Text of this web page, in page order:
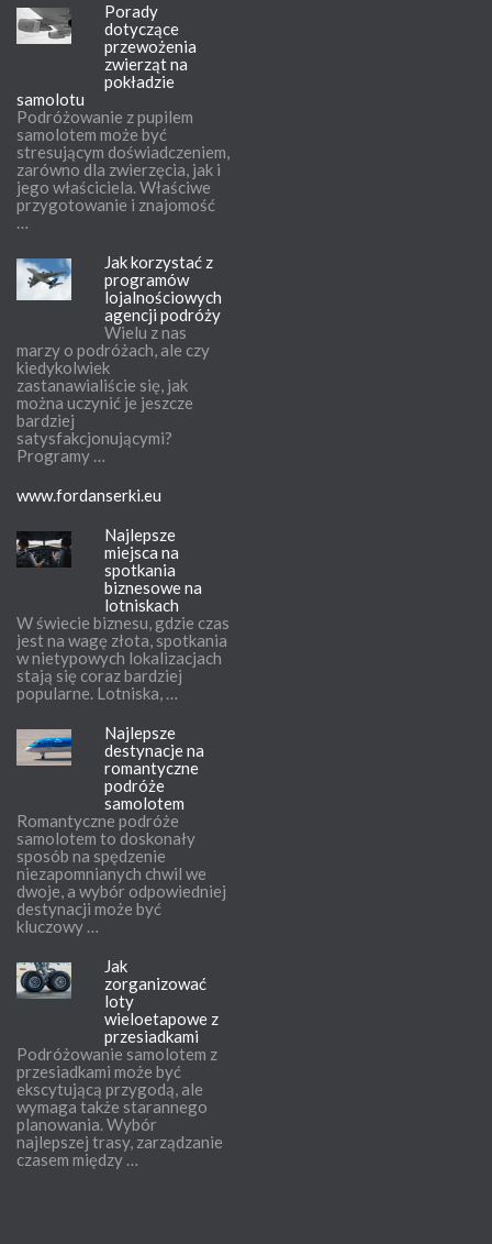
Porady
dotyczące
przewożenia
zwierząt na
pokładzie
samolotu
Podróżowanie z pupilem
samolotem może być
stresującym doświadczeniem,
zarówno dla zwierzęcia, jak i
jego właściciela. Właściwe
przygotowanie i znajomość
…
Jak korzystać z
programów
lojalnościowych
agencji podróży
Wielu z nas
marzy o podróżach, ale czy
kiedykolwiek
zastanawialiście się, jak
można uczynić je jeszcze
bardziej
satysfakcjonującymi?
Programy …
www.fordanserki.eu
Najlepsze
miejsca na
spotkania
biznesowe na
lotniskach
W świecie biznesu, gdzie czas
jest na wagę złota, spotkania
w nietypowych lokalizacjach
stają się coraz bardziej
popularne. Lotniska, …
Najlepsze
destynacje na
romantyczne
podróże
samolotem
Romantyczne podróże
samolotem to doskonały
sposób na spędzenie
niezapomnianych chwil we
dwoje, a wybór odpowiedniej
destynacji może być
kluczowy …
Jak
zorganizować
loty
wieloetapowe z
przesiadkami
Podróżowanie samolotem z
przesiadkami może być
ekscytującą przygodą, ale
wymaga także starannego
planowania. Wybór
najlepszej trasy, zarządzanie
czasem między …